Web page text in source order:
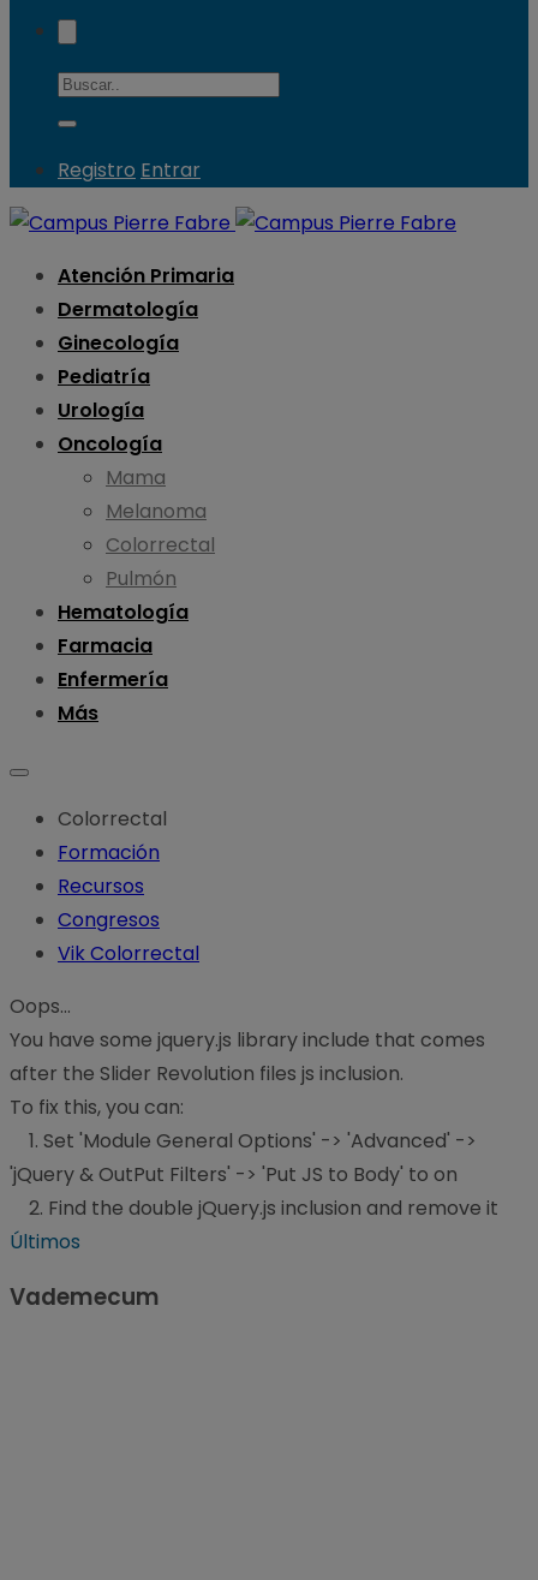
Registro Entrar
Atención Primaria
Dermatología
Ginecología
Pediatría
Urología
Oncología
Mama
Melanoma
Colorrectal
Pulmón
Hematología
Farmacia
Enfermería
Más
Colorrectal
Formación
Recursos
Congresos
Vik Colorrectal
Oops...
You have some jquery.js library include that comes
after the Slider Revolution files js inclusion.
To fix this, you can:
1. Set 'Module General Options' -> 'Advanced' ->
'jQuery & OutPut Filters' -> 'Put JS to Body' to on
2. Find the double jQuery.js inclusion and remove it
Últimos
Vademecum